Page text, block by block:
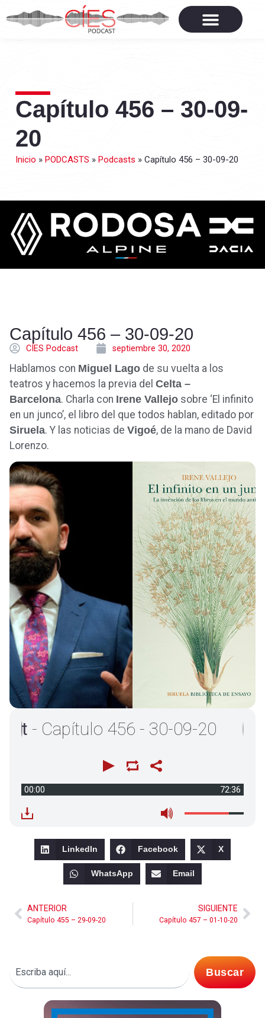
Capítulo 456 – 30-09-
20
Inicio » PODCASTS » Podcasts » Capítulo 456 – 30-09-20
Capítulo 456 – 30-09-20
CÍES Podcast septiembre 30, 2020
Hablamos con Miguel Lago de su vuelta a los
teatros y hacemos la previa del Celta –
Barcelona. Charla con Irene Vallejo sobre ‘El infinito
en un junco’, el libro del que todos hablan, editado por
Siruela. Y las noticias de Vigoé, de la mano de David
Lorenzo.
Capítulo 456 - 30-09-20
00:00 72:36
LinkedIn Facebook X
WhatsApp Email
ANTERIOR
Capítulo 455 – 29-09-20
SIGUIENTE
Capítulo 457 – 01-10-20
Buscar